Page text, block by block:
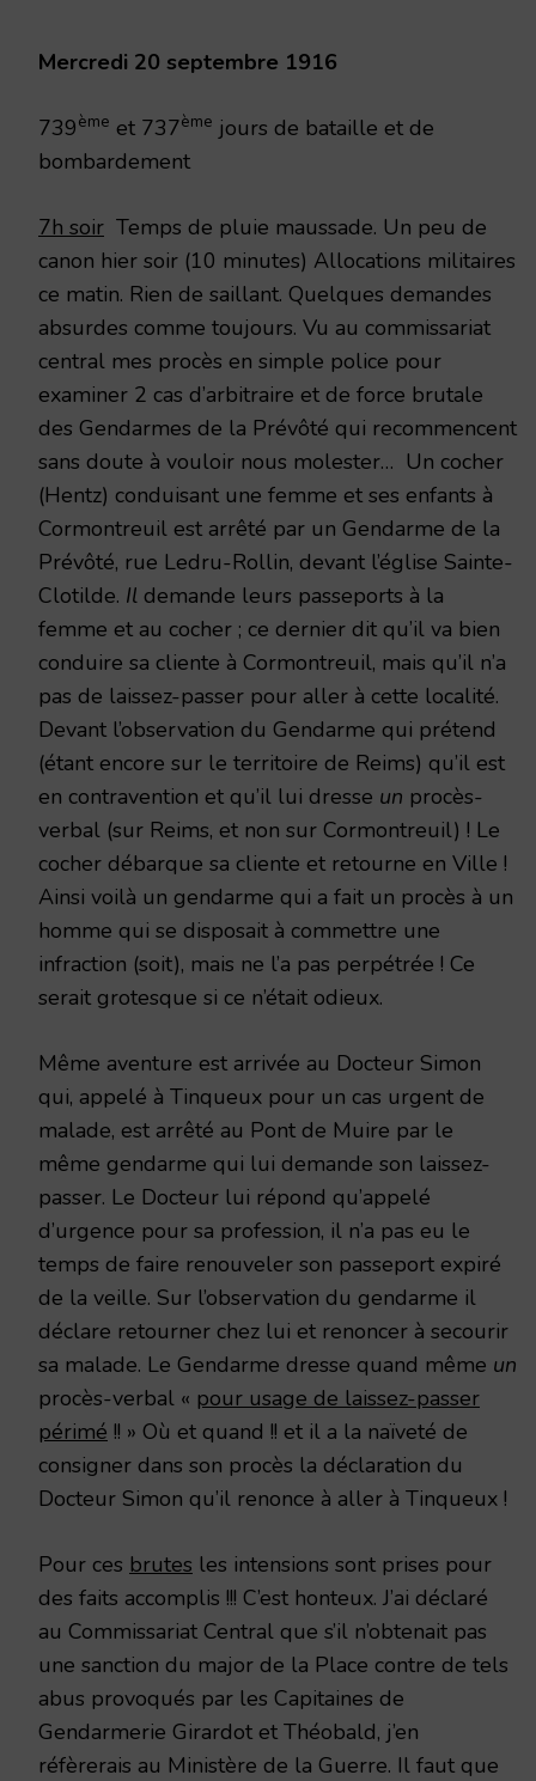
Mercredi 20 septembre 1916
739ème et 737ème jours de bataille et de
bombardement
7h soir Temps de pluie maussade. Un peu de
canon hier soir (10 minutes) Allocations militaires
ce matin. Rien de saillant. Quelques demandes
absurdes comme toujours. Vu au commissariat
central mes procès en simple police pour
examiner 2 cas d’arbitraire et de force brutale
des Gendarmes de la Prévôté qui recommencent
sans doute à vouloir nous molester… Un cocher
(Hentz) conduisant une femme et ses enfants à
Cormontreuil est arrêté par un Gendarme de la
Prévôté, rue Ledru-Rollin, devant l’église Sainte-
Clotilde. Il demande leurs passeports à la
femme et au cocher ; ce dernier dit qu’il va bien
conduire sa cliente à Cormontreuil, mais qu’il n’a
pas de laissez-passer pour aller à cette localité.
Devant l’observation du Gendarme qui prétend
(étant encore sur le territoire de Reims) qu’il est
en contravention et qu’il lui dresse un procès-
verbal (sur Reims, et non sur Cormontreuil) ! Le
cocher débarque sa cliente et retourne en Ville !
Ainsi voilà un gendarme qui a fait un procès à un
homme qui se disposait à commettre une
infraction (soit), mais ne l’a pas perpétrée ! Ce
serait grotesque si ce n’était odieux.
Même aventure est arrivée au Docteur Simon
qui, appelé à Tinqueux pour un cas urgent de
malade, est arrêté au Pont de Muire par le
même gendarme qui lui demande son laissez-
passer. Le Docteur lui répond qu’appelé
d’urgence pour sa profession, il n’a pas eu le
temps de faire renouveler son passeport expiré
de la veille. Sur l’observation du gendarme il
déclare retourner chez lui et renoncer à secourir
sa malade. Le Gendarme dresse quand même un
procès-verbal « pour usage de laissez-passer
périmé !! » Où et quand !! et il a la naïveté de
consigner dans son procès la déclaration du
Docteur Simon qu’il renonce à aller à Tinqueux !
Pour ces brutes les intensions sont prises pour
des faits accomplis !!! C’est honteux. J’ai déclaré
au Commissariat Central que s’il n’obtenait pas
une sanction du major de la Place contre de tels
abus provoqués par les Capitaines de
Gendarmerie Girardot et Théobald, j’en
réfèrerais au Ministère de la Guerre. Il faut que